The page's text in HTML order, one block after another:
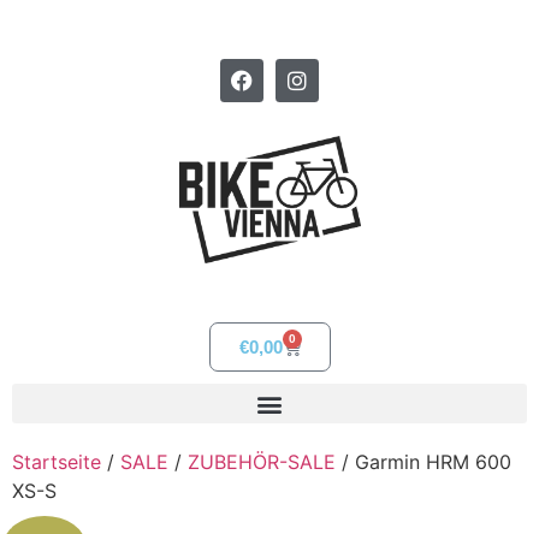
€0,00 0
Startseite / SALE / ZUBEHÖR-SALE / Garmin HRM 600
XS-S